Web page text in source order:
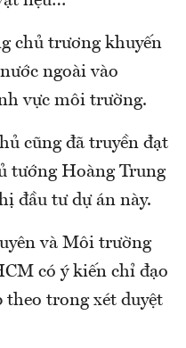
chủ trương khuyến
ngoài vào
vực môi trường.
cũng đã truyền đạt
tướng Hoàng Trung
đầu tư dự án này.
và Môi trường
có ý kiến chỉ đạo
theo trong xét duyệt